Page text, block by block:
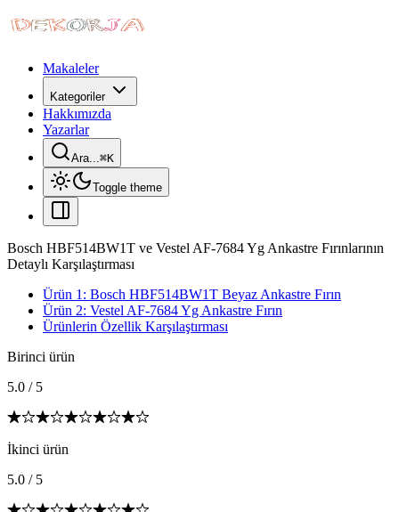
Makaleler
Kategoriler
Hakkımızda
Yazarlar
Ara...⌘K
Toggle theme
Bosch HBF514BW1T ve Vestel AF-7684 Yg Ankastre Fırınlarının
Detaylı Karşılaştırması
Ürün 1: Bosch HBF514BW1T Beyaz Ankastre Fırın
Ürün 2: Vestel AF-7684 Yg Ankastre Fırın
Ürünlerin Özellik Karşılaştırması
Birinci ürün
5.0 / 5
İkinci ürün
5.0 / 5